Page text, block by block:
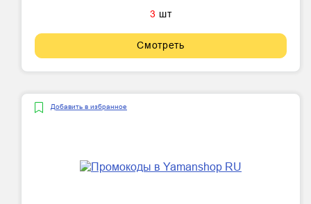
3 шт
Смотреть
Добавить в избранное